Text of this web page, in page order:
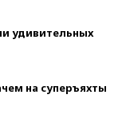
удивительных
на суперъяхты